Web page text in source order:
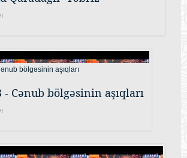
- Cənub bölgəsinin aşıqları